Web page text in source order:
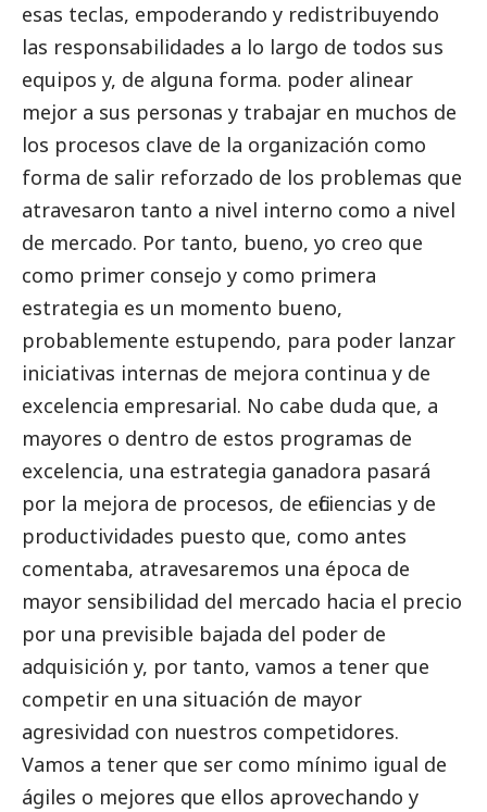
esas teclas, empoderando y redistribuyendo
las responsabilidades a lo largo de todos sus
equipos y, de alguna forma. poder alinear
mejor a sus personas y trabajar en muchos de
los procesos clave de la organización como
forma de salir reforzado de los problemas que
atravesaron tanto a nivel interno como a nivel
de mercado. Por tanto, bueno, yo creo que
como primer consejo y como primera
estrategia es un momento bueno,
probablemente estupendo, para poder lanzar
iniciativas internas de mejora continua y de
excelencia empresarial. No cabe duda que, a
mayores o dentro de estos programas de
excelencia, una estrategia ganadora pasará
por la mejora de procesos, de eficiencias y de
productividades puesto que, como antes
comentaba, atravesaremos una época de
mayor sensibilidad del mercado hacia el precio
por una previsible bajada del poder de
adquisición y, por tanto, vamos a tener que
competir en una situación de mayor
agresividad con nuestros competidores.
Vamos a tener que ser como mínimo igual de
ágiles o mejores que ellos aprovechando y